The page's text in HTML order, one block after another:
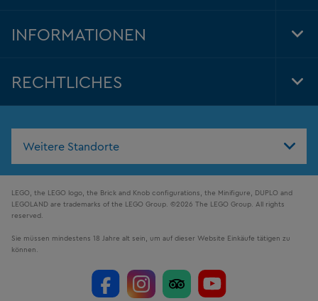
Weitere Standorte
INFORMATIONEN
RECHTLICHES
LEGO, the LEGO logo, the Brick and Knob configurations, the Minifigure, DUPLO and
LEGOLAND are trademarks of the LEGO Group. ©2026 The LEGO Group. All rights
reserved.
Sie müssen mindestens 18 Jahre alt sein, um auf dieser Website Einkäufe tätigen zu
können.